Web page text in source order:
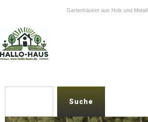
Gartenhäuser aus Holz und Metall
Suche